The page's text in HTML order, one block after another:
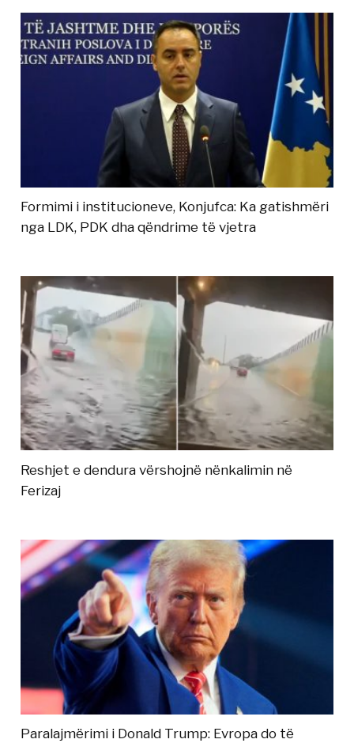
Formimi i institucioneve, Konjufca: Ka gatishmëri
nga LDK, PDK dha qëndrime të vjetra
Reshjet e dendura vërshojnë nënkalimin në
Ferizaj
Paralajmërimi i Donald Trump: Evropa do të